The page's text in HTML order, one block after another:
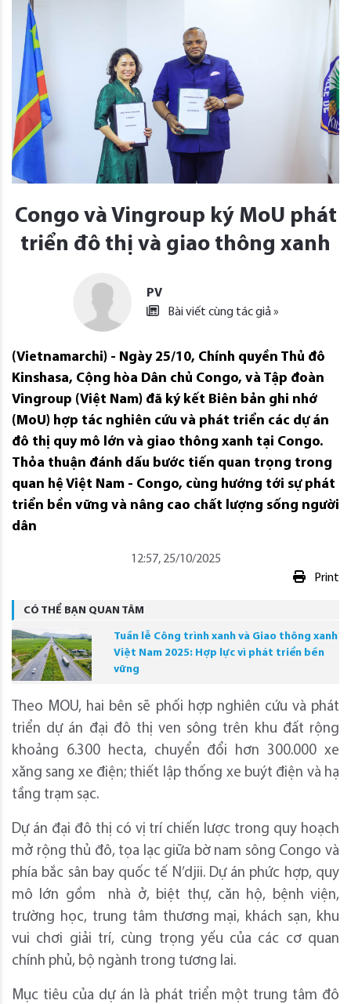
Congo và Vingroup ký MoU phát
triển đô thị và giao thông xanh
PV
Bài viết cùng tác giả »
(Vietnamarchi) - Ngày 25/10, Chính quyền Thủ đô
Kinshasa, Cộng hòa Dân chủ Congo, và Tập đoàn
Vingroup (Việt Nam) đã ký kết Biên bản ghi nhớ
(MoU) hợp tác nghiên cứu và phát triển các dự án
đô thị quy mô lớn và giao thông xanh tại Congo.
Thỏa thuận đánh dấu bước tiến quan trọng trong
quan hệ Việt Nam - Congo, cùng hướng tới sự phát
triển bền vững và nâng cao chất lượng sống người
dân
12:57, 25/10/2025
Print
CÓ THỂ BẠN QUAN TÂM
Tuần lễ Công trình xanh và Giao thông xanh
Việt Nam 2025: Hợp lực vì phát triển bền
vững
Theo MOU, hai bên sẽ phối hợp nghiên cứu và phát
triển dự án đại đô thị ven sông trên khu đất rộng
khoảng 6.300 hecta, chuyển đổi hơn 300.000 xe
xăng sang xe điện; thiết lập thống xe buýt điện và hạ
tầng trạm sạc.
Dự án đại đô thị có vị trí chiến lược trong quy hoạch
mở rộng thủ đô, tọa lạc giữa bờ nam sông Congo và
phía bắc sân bay quốc tế N’djii. Dự án phức hợp, quy
mô lớn gồm nhà ở, biệt thự, căn hộ, bệnh viện,
trường học, trung tâm thương mại, khách sạn, khu
vui chơi giải trí, cùng trọng yếu của các cơ quan
chính phủ, bộ ngành trong tương lai.
Mục tiêu của dự án là phát triển một trung tâm đô